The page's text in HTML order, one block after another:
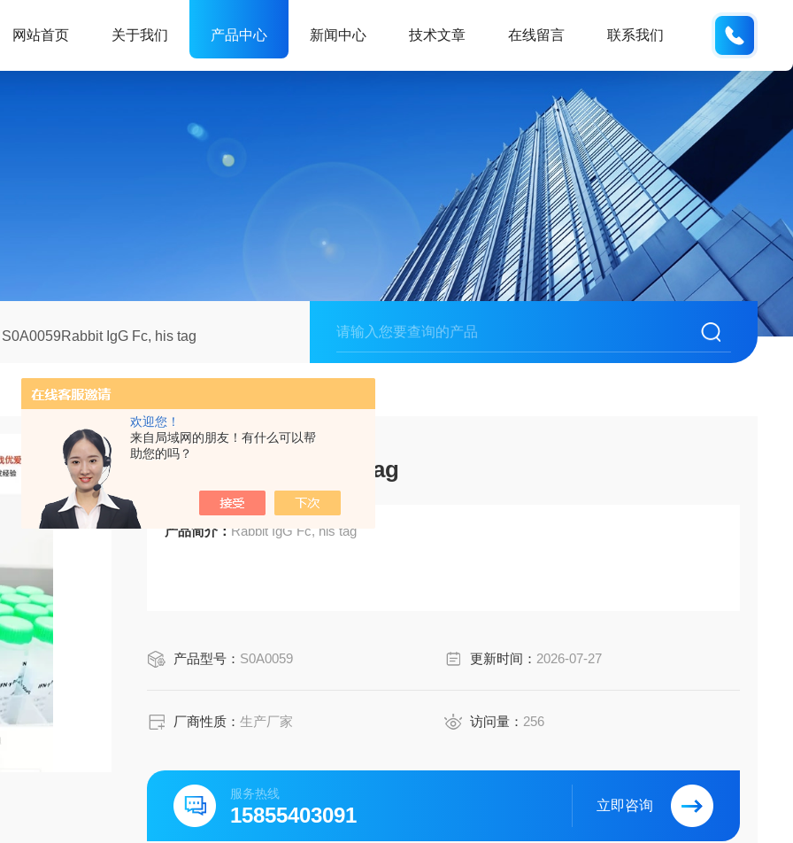
欢迎您！
来自局域网的朋友！有什么可以帮
助您的吗？
网站首页 关于我们 产品中心 新闻中心 技术文章 在线留言 联系我们
S0A0059Rabbit IgG Fc, his tag
Rabbit IgG Fc, his tag
产品简介： Rabbit IgG Fc, his tag
产品型号： S0A0059 更新时间： 2026-07-27
厂商性质：生产厂家 访问量： 256
服务热线
15855403091 立即咨询